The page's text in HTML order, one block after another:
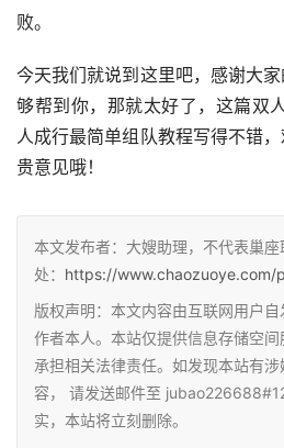
败。
今天我们就说到这里吧，感谢大
够帮到你，那就太好了，这篇双
人成行最简单组队教程写得不错
贵意见哦！
本文发布者：大嫂助理，不代表巢
处： https://www.chaozuoye.com/
版权声明：本文内容由互联网用户
作者本人。本站仅提供信息存储空
承担相关法律责任。如发现本站有
容， 请发送邮件至
实，本站将立刻删除。